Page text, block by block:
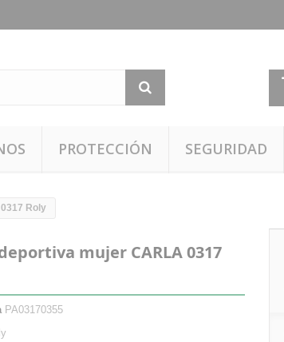
PROTECCIÓN SEGURIDAD
Roly
mujer CARLA 0317
PA03170355